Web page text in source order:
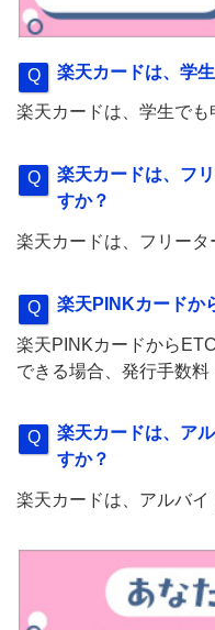
楽天カードは、学
楽天カードは、学生でも
楽天カードは、フ
すか？
楽天カードは、フリー
楽天PINKカードか
楽天PINKカードから
できる場合、発行手数料
楽天カードは、ア
すか？
楽天カードは、アルバ